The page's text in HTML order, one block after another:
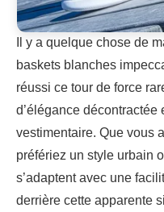
Il y a quelque chose de
baskets blanches
réussi ce tour de force
d’élégance
vestimentaire. Que vous
préfériez un style urbain
s’adaptent avec une
derrière cette apparente